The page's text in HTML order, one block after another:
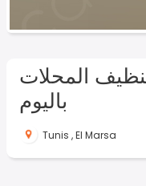
المحلات
باليوم
Tunis ,El Marsa